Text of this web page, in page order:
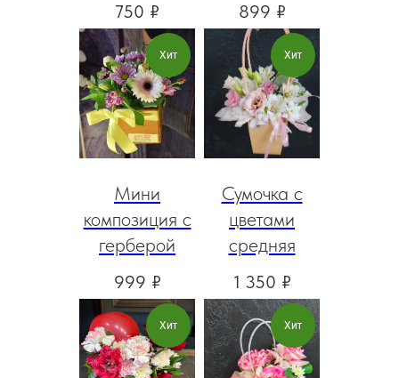
750 ₽ 899 ₽
Хит
Мини
композиция с
герберой
999 ₽
Хит
Сумочка с
цветами
средняя
1 350 ₽
Хит Хит